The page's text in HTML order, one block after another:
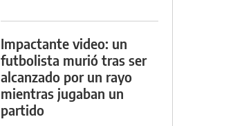
Impactante video: un
futbolista murió tras ser
alcanzado por un rayo
mientras jugaban un
partido